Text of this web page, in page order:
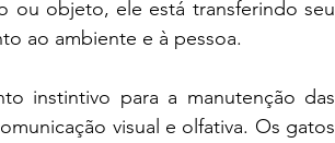
ou objeto, ele está transferindo seu
ao ambiente e à pessoa.
instintivo para a manutenção das
visual e olfativa. Os gatos